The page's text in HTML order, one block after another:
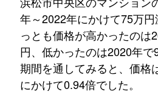
年～2022年にかけて75万
っとも価格が高かったのは
円、低かったのは2020年
期間を通してみると、価格
にかけて0.94倍でした。